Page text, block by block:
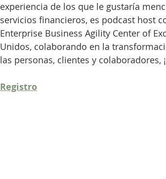
experiencia de los que le gustaría
servicios financieros, es podcast host
Enterprise Business Agility Center of
Unidos, colaborando en la
las personas, clientes y colaboradores,
Registro